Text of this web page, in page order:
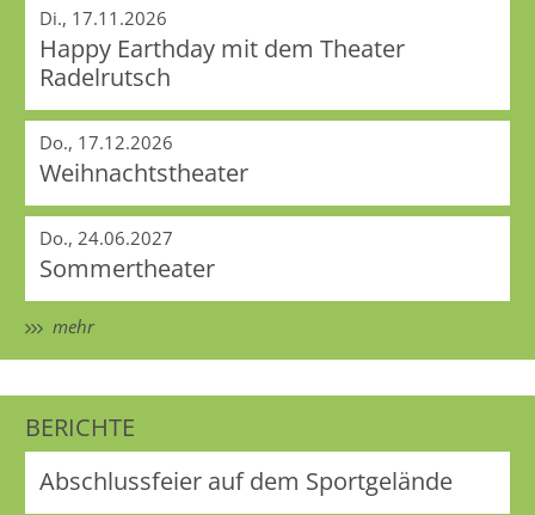
Di., 17.11.2026
Happy Earthday mit dem Theater
Radelrutsch
Do., 17.12.2026
Weihnachtstheater
Do., 24.06.2027
Sommertheater
mehr
BERICHTE
Abschlussfeier auf dem Sportgelände